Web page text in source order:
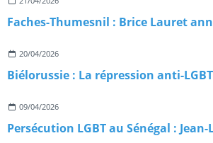
20/04/2026
09/04/2026